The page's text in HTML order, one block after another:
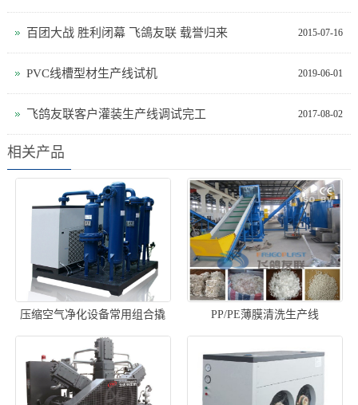
2015-07-16
百团大战 胜利闭幕 飞鴿友联 载誉归来
2019-06-01
PVC线槽型材生产线试机
2017-08-02
飞鸽友联客户灌装生产线调试完工
相关产品
压缩空气净化设备常用组合撬
装
PP/PE薄膜清洗生产线